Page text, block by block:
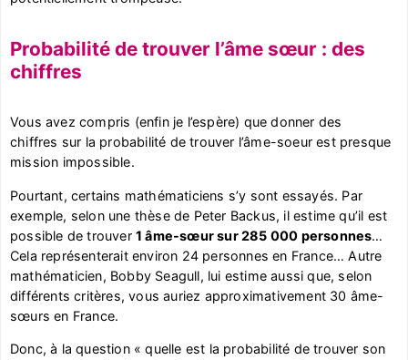
Probabilité de trouver l’âme sœur : des
chiffres
Vous avez compris (enfin je l’espère) que donner des
chiffres sur la probabilité de trouver l’âme-soeur est presque
mission impossible.
Pourtant, certains mathématiciens s’y sont essayés. Par
exemple, selon une thèse de Peter Backus, il estime qu’il est
possible de trouver 1 âme-sœur sur 285 000 personnes…
Cela représenterait environ 24 personnes en France… Autre
mathématicien, Bobby Seagull, lui estime aussi que, selon
différents critères, vous auriez approximativement 30 âme-
sœurs en France.
Donc, à la question « quelle est la probabilité de trouver son